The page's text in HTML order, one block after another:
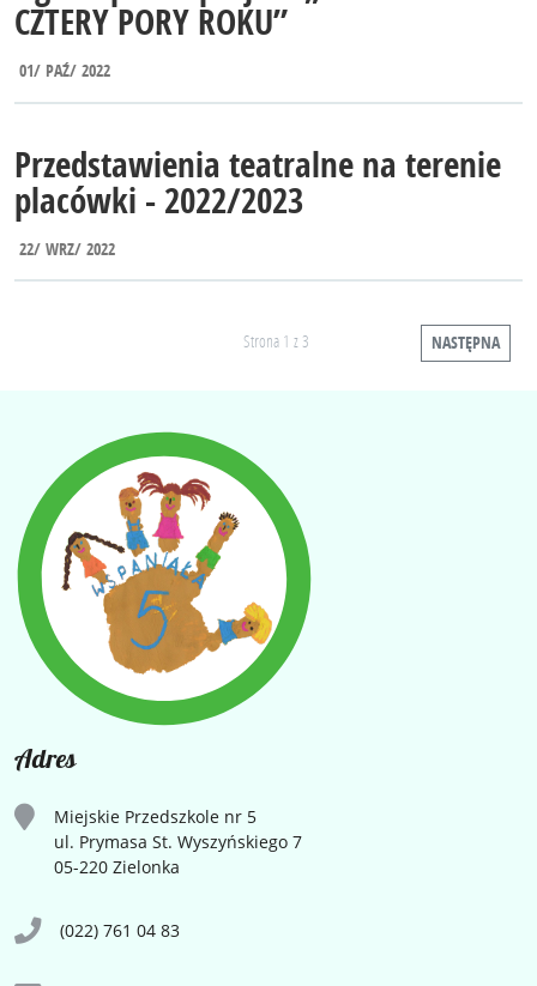
CZTERY PORY ROKU”
01 PAŹ 2022
Przedstawienia teatralne na terenie
placówki - 2022/2023
22 WRZ 2022
Strona 1 z 3 NASTĘPNA
Adres
Miejskie Przedszkole nr 5
ul. Prymasa St. Wyszyńskiego 7
05-220 Zielonka
(022) 761 04 83